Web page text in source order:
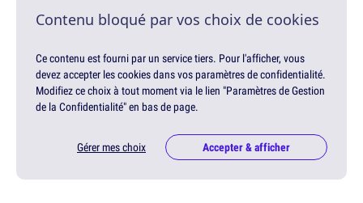
Contenu bloqué par vos choix de cookies
Ce contenu est fourni par un service tiers. Pour l'afficher, vous
devez accepter les cookies dans vos paramètres de confidentialité.
Modifiez ce choix à tout moment via le lien "Paramètres de Gestion
de la Confidentialité" en bas de page.
Gérer mes choix Accepter & afficher